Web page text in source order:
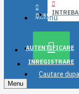
DESPRE NOI
Menu
Cautare
AUTENTIFICARE
INREGISTRARE
Menu